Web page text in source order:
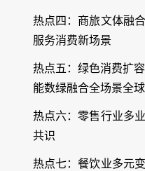
热点四：商旅文体融
服务消费新场景
热点五：绿色消费扩
能数绿融合全场景全
热点六：零售行业多
共识
热点七：餐饮业多元